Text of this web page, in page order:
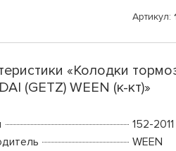
Артикул:
«Колодки
(GETZ) WEEN (к-кт)»
152-2011
WEEN